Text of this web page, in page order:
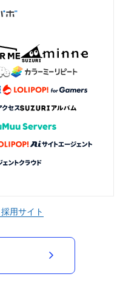
採用サイト